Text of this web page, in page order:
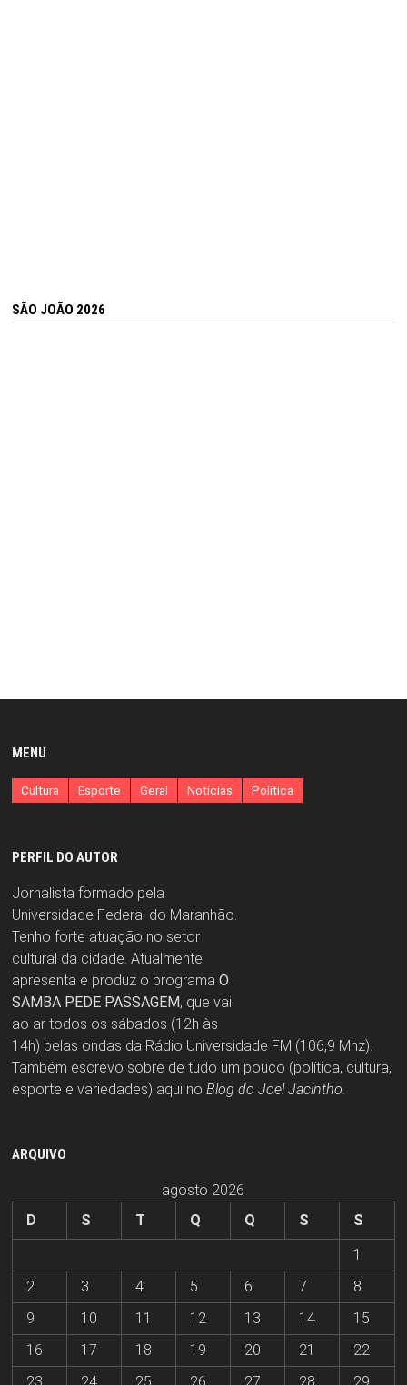
SÃO JOÃO 2026
MENU
Cultura Esporte Geral Notícias Política
PERFIL DO AUTOR
Jornalista formado pela
Universidade Federal do Maranhão.
Tenho forte atuação no setor
cultural da cidade. Atualmente
apresenta e produz o programa O
SAMBA PEDE PASSAGEM, que vai
ao ar todos os sábados (12h às
14h) pelas ondas da Rádio Universidade FM (106,9 Mhz).
Também escrevo sobre de tudo um pouco (política, cultura,
esporte e variedades) aqui no Blog do Joel Jacintho.
ARQUIVO
agosto 2026
D
S T Q Q S
S
1
2
3 4 5 6 7
8
9
10 11 12 13 14
15
16
17 18 19 20 21
22